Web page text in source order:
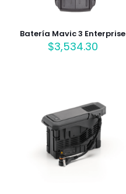
Batería Mavic 3 Enterprise
$3,534.30